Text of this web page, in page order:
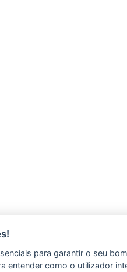
para garantir o seu
entender como o utilizador